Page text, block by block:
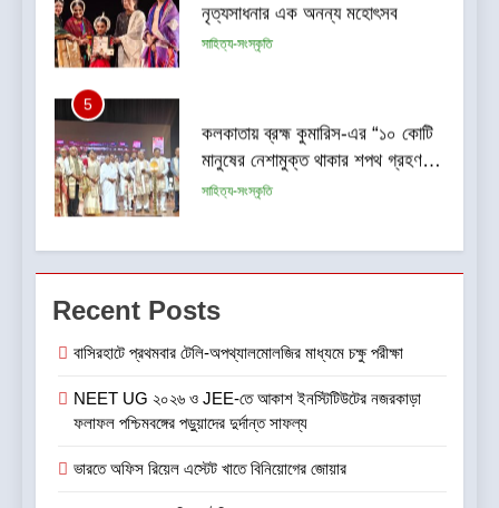
মানুষের নেশামুক্ত থাকার শপথ গ্রহণ
বিষয়ক মেগা ক্যাম্পেইন”-এর সূচনা
সাহিত্য-সংস্কৃতি
6
CenturyPly নিয়ে এল ‘Total
Cover’—প্লাইউডের ওপর ভারতের
প্রথম পূর্ণাঙ্গ ওয়ারেন্টি যা আসবাবপত্র
বাণিজ্য ও শেয়ারবাজার
7
শোরুমের শুভ উদ্বোধন করল বি. সরকার
8
আন্তর্জাতিক খেতাবজয়ী ক্ষুদে দাবাড়ুদের
সম্বর্ধনা দিলো ডিব্যেন্দু বারুয়া চেস
Recent Posts
বাসিরহাটে প্রথমবার টেলি-অপথ্যালমোলজির মাধ্যমে চক্ষু পরীক্ষা
NEET UG ২০২৬ ও JEE-তে আকাশ ইনস্টিটিউটের নজরকাড়া
ফলাফল পশ্চিমবঙ্গের পড়ুয়াদের দুর্দান্ত সাফল্য
ভারতে অফিস রিয়েল এস্টেট খাতে বিনিয়োগের জোয়ার